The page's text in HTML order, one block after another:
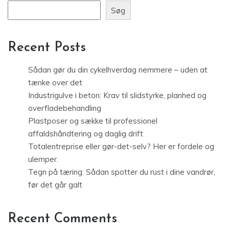
Søg
Recent Posts
Sådan gør du din cykelhverdag nemmere – uden at
tænke over det
Industrigulve i beton: Krav til slidstyrke, planhed og
overfladebehandling
Plastposer og sække til professionel
affaldshåndtering og daglig drift
Totalentreprise eller gør-det-selv? Her er fordele og
ulemper.
Tegn på tæring: Sådan spotter du rust i dine vandrør,
før det går galt
Recent Comments